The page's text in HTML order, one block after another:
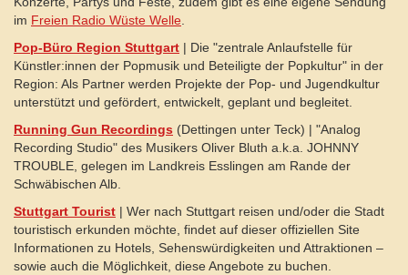
im Freien Radio Wüste Welle
Pop-Büro Region Stuttgart | Die "zentrale Anlaufstelle für
Künstler:innen der Popmusik und Beteiligte der Popkultur" in der
Region: Als Partner werden Projekte der Pop- und Jugendkultur
unterstützt und gefördert, entwickelt, geplant und begleitet.
Running Gun Recordings (Dettingen unter Teck) | "Analog
Recording Studio" des Musikers Oliver Bluth a.k.a. JOHNNY
TROUBLE, gelegen im Landkreis Esslingen am Rande der
Schwäbischen Alb.
Stuttgart Tourist | Wer nach Stuttgart reisen und/oder die Stadt
touristisch erkunden möchte, findet auf dieser offiziellen Site
Informationen zu Hotels, Sehenswürdigkeiten und Attraktionen –
sowie auch die Möglichkeit, diese Angebote zu buchen.